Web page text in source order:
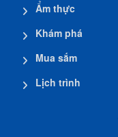
Ẩm thực
Khám phá
Mua sắm
Lịch trình